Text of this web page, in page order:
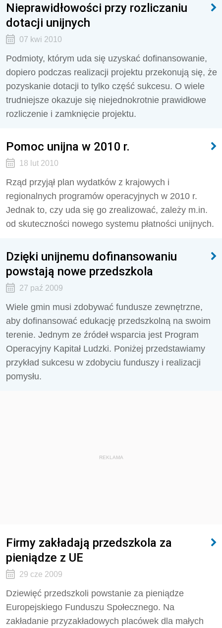
Nieprawidłowości przy rozliczaniu
dotacji unijnych
07 kwi 2010
Podmioty, którym uda się uzyskać dofinansowanie,
dopiero podczas realizacji projektu przekonują się, że
pozyskanie dotacji to tylko część sukcesu. O wiele
trudniejsze okazuje się niejednokrotnie prawidłowe
rozliczenie i zamknięcie projektu.
Pomoc unijna w 2010 r.
18 lut 2010
Rząd przyjął plan wydatków z krajowych i
regionalnych programów operacyjnych w 2010 r.
Jednak to, czy uda się go zrealizować, zależy m.in.
od skuteczności nowego systemu płatności unijnych.
Dzięki unijnemu dofinansowaniu
powstają nowe przedszkola
27 paź 2009
Wiele gmin musi zdobywać fundusze zewnętrzne,
aby dofinansować edukację przedszkolną na swoim
terenie. Jednym ze źródeł wsparcia jest Program
Operacyjny Kapitał Ludzki. Poniżej przedstawiamy
przykład sukcesu w zdobyciu funduszy i realizacji
pomysłu.
REKLAMA
Firmy zakładają przedszkola za
pieniądze z UE
29 cze 2009
Dziewięć przedszkoli powstanie za pieniądze
Europejskiego Funduszu Społecznego. Na
zakładanie przyzakładowych placówek dla małych